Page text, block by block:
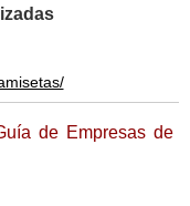
de Empresas de